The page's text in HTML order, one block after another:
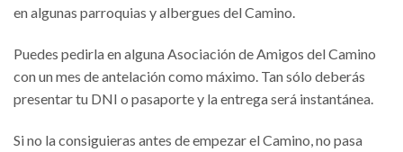
en algunas parroquias y albergues del Camino.
Puedes pedirla en alguna Asociación de Amigos del Camino
con un mes de antelación como máximo. Tan sólo deberás
presentar tu DNI o pasaporte y la entrega será instantánea.
Si no la consiguieras antes de empezar el Camino, no pasa